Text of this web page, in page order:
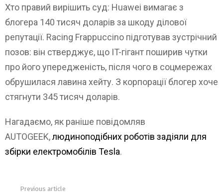
Хто правий вирішить суд: Huawei вимагає з
блогера 140 тисяч доларів за шкоду ділової
репутації. Racing Frappuccino підготував зустрічний
позов: він стверджує, що IT-гігант поширив чутки
про його упередженість, після чого в соцмережах
обрушилася лавина хейту. З корпорації блогер хоче
стягнути 345 тисяч доларів.
Нагадаємо, як раніше повідомляв
AUTOGEEK,людиноподібних роботів задіяли для
збірки електромобілів Tesla.
Previous article